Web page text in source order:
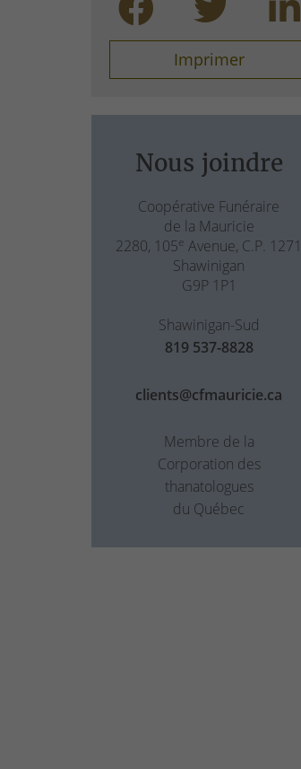
Imprimer
Nous joindre
Coopérative Funéraire
de la Mauricie
2280, 105e Avenue, C.P. 1271
Shawinigan
G9P 1P1
Shawinigan-Sud
819 537-8828
clients@cfmauricie.ca
Membre de la
Corporation des
thanatologues
du Québec